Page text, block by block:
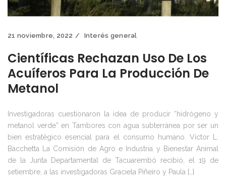
21 noviembre, 2022 Interés general
Científicas Rechazan Uso De Los
Acuíferos Para La Producción De
Metanol
Investigadoras cuestionaron la idea de producir “hidrógeno y
metanol verde” en Tambores con agua subterránea por ser un
bien estratégico esencial para el consumo humano. Víctor L.
Bacchetta La Comisión de Agro e Industria y Bienestar Animal
de la Junta Departamental de Tacuarembó recibió, el 19 de
setiembre, a las investigadoras Graciela Piñeiro y Paula […]